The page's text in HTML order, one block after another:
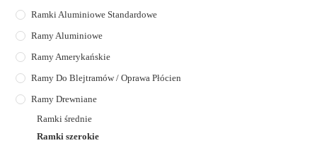
Ramki Aluminiowe Standardowe
Ramy Aluminiowe
Ramy Amerykańskie
Ramy Do Blejtramów / Oprawa Płócien
Ramy Drewniane
Ramki średnie
Ramki szerokie